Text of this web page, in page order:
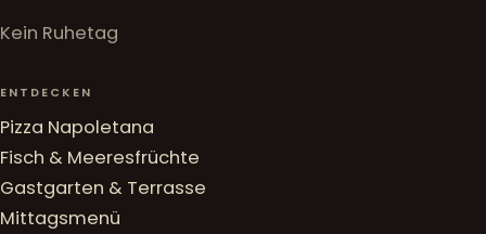
Kein Ruhetag
ENTDECKEN
Pizza Napoletana
Fisch & Meeresfrüchte
Gastgarten & Terrasse
Mittagsmenü